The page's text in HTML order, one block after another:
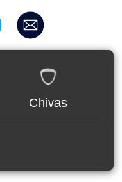
Chivas